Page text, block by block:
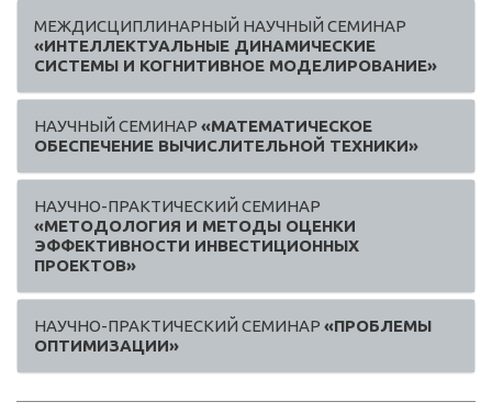
МЕЖДИСЦИПЛИНАРНЫЙ НАУЧНЫЙ СЕМИНАР
«ИНТЕЛЛЕКТУАЛЬНЫЕ ДИНАМИЧЕСКИЕ
СИСТЕМЫ И КОГНИТИВНОЕ МОДЕЛИРОВАНИЕ»
НАУЧНЫЙ СЕМИНАР «МАТЕМАТИЧЕСКОЕ
ОБЕСПЕЧЕНИЕ ВЫЧИСЛИТЕЛЬНОЙ ТЕХНИКИ»
НАУЧНО-ПРАКТИЧЕСКИЙ СЕМИНАР
«МЕТОДОЛОГИЯ И МЕТОДЫ ОЦЕНКИ
ЭФФЕКТИВНОСТИ ИНВЕСТИЦИОННЫХ
ПРОЕКТОВ»
НАУЧНО-ПРАКТИЧЕСКИЙ СЕМИНАР «ПРОБЛЕМЫ
ОПТИМИЗАЦИИ»